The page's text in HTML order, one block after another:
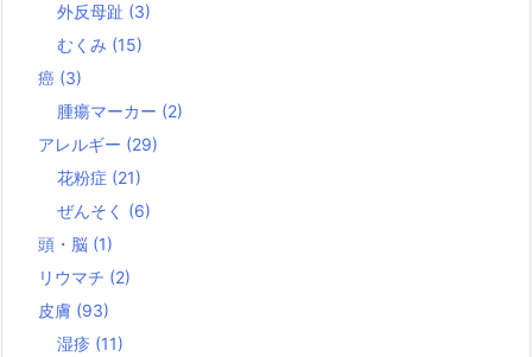
外反母趾 (3)
むくみ (15)
癌 (3)
腫瘍マーカー (2)
アレルギー (29)
花粉症 (21)
ぜんそく (6)
頭・脳 (1)
リウマチ (2)
皮膚 (93)
湿疹 (11)